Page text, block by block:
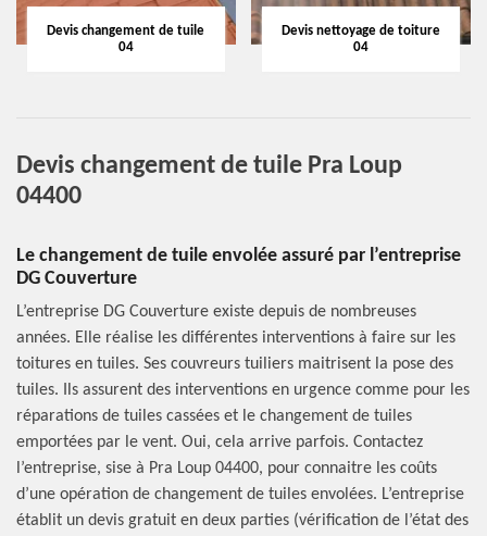
Devis changement de tuile
04
Devis nettoyage de toiture
04
Devis changement de tuile Pra Loup
04400
Le changement de tuile envolée assuré par l’entreprise
DG Couverture
L’entreprise DG Couverture existe depuis de nombreuses
années. Elle réalise les différentes interventions à faire sur les
toitures en tuiles. Ses couvreurs tuiliers maitrisent la pose des
tuiles. Ils assurent des interventions en urgence comme pour les
réparations de tuiles cassées et le changement de tuiles
emportées par le vent. Oui, cela arrive parfois. Contactez
l’entreprise, sise à Pra Loup 04400, pour connaitre les coûts
d’une opération de changement de tuiles envolées. L’entreprise
établit un devis gratuit en deux parties (vérification de l’état des